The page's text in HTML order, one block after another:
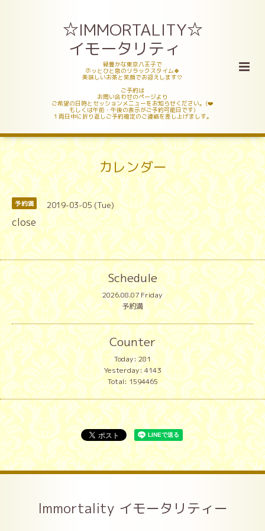
☆IMMORTALITY☆
イモータリティ
緑豊かな東京八王子で
ホッとひと息のリラックスタイム🍀
美味しいお茶と笑顔でお迎えします♡
ご予約は
お問い合わせのページより
ご希望の日時とセッションメニューをお知らせください。(❤️
もしくは午前・午後の表示がご予約可能日です)
１両日中に折り返しご予約確定のご連絡を差し上げましす。
カレンダー
予約満 2019-03-05 (Tue)
close
Schedule
2026.08.07 Friday
予約満
Counter
Today:281
Yesterday:4143
Total:1594465
Immortality イモータリティー